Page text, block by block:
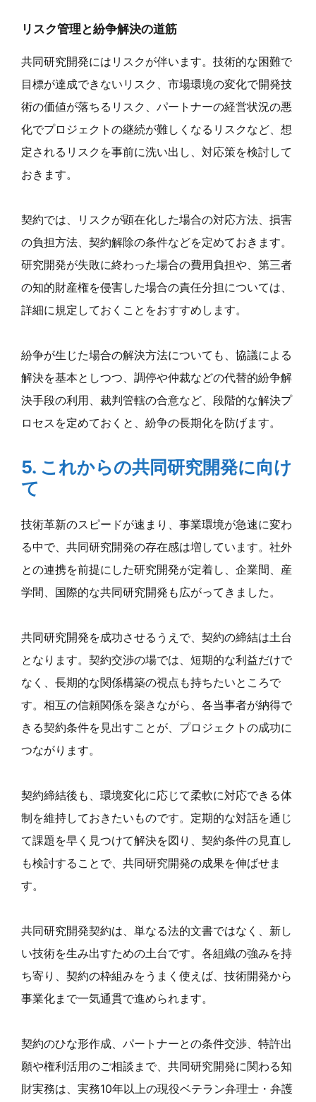
リスク管理と紛争解決の道筋
共同研究開発にはリスクが伴います。技術的な困難で
目標が達成できないリスク、市場環境の変化で開発技
術の価値が落ちるリスク、パートナーの経営状況の悪
化でプロジェクトの継続が難しくなるリスクなど、想
定されるリスクを事前に洗い出し、対応策を検討して
おきます。
契約では、リスクが顕在化した場合の対応方法、損害
の負担方法、契約解除の条件などを定めておきます。
研究開発が失敗に終わった場合の費用負担や、第三者
の知的財産権を侵害した場合の責任分担については、
詳細に規定しておくことをおすすめします。
紛争が生じた場合の解決方法についても、協議による
解決を基本としつつ、調停や仲裁などの代替的紛争解
決手段の利用、裁判管轄の合意など、段階的な解決プ
ロセスを定めておくと、紛争の長期化を防げます。
5. これからの共同研究開発に向け
て
技術革新のスピードが速まり、事業環境が急速に変わ
る中で、共同研究開発の存在感は増しています。社外
との連携を前提にした研究開発が定着し、企業間、産
学間、国際的な共同研究開発も広がってきました。
共同研究開発を成功させるうえで、契約の締結は土台
となります。契約交渉の場では、短期的な利益だけで
なく、長期的な関係構築の視点も持ちたいところで
す。相互の信頼関係を築きながら、各当事者が納得で
きる契約条件を見出すことが、プロジェクトの成功に
つながります。
契約締結後も、環境変化に応じて柔軟に対応できる体
制を維持しておきたいものです。定期的な対話を通じ
て課題を早く見つけて解決を図り、契約条件の見直し
も検討することで、共同研究開発の成果を伸ばせま
す。
共同研究開発契約は、単なる法的文書ではなく、新し
い技術を生み出すための土台です。各組織の強みを持
ち寄り、契約の枠組みをうまく使えば、技術開発から
事業化まで一気通貫で進められます。
契約のひな形作成、パートナーとの条件交渉、特許出
願や権利活用のご相談まで、共同研究開発に関わる知
財実務は、実務10年以上の現役ベテラン弁理士・弁護